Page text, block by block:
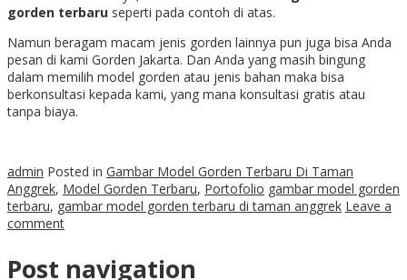
gorden terbaru seperti pada contoh di atas.
Namun beragam macam jenis gorden lainnya pun juga bisa Anda
pesan di kami Gorden Jakarta. Dan Anda yang masih bingung
dalam memilih model gorden atau jenis bahan maka bisa
berkonsultasi kepada kami, yang mana konsultasi gratis atau
tanpa biaya.
admin Posted in Gambar Model Gorden Terbaru Di Taman
Anggrek, Model Gorden Terbaru, Portofolio gambar model gorden
terbaru, gambar model gorden terbaru di taman anggrek Leave a
comment
Post navigation